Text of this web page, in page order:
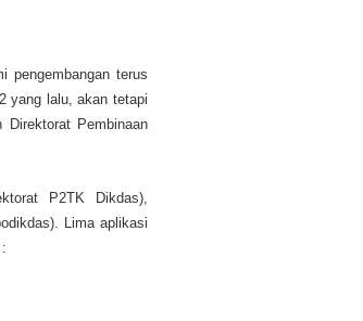
pengembangan terus
yang lalu, akan tetapi
Pembinaan
P2TK Dikdas),
Lima aplikasi